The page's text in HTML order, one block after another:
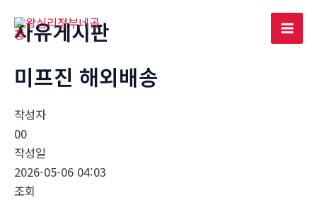
Main
자유게시판
미­프진 해외배송
작성자
00
작성일
2026-05-06 04:03
조회